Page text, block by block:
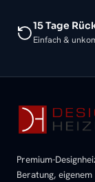
15 Tage
Einfach &
Premium-
Beratung,